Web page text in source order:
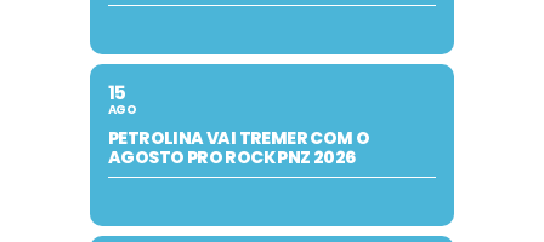
15
AGO
PETROLINA VAI TREMER COM O
AGOSTO PRO ROCK PNZ 2026